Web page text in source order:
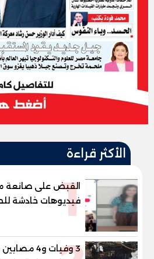
الأكثر قراءة
1
القبض على صانعة
فيديوهات خادشة
3 وفيات